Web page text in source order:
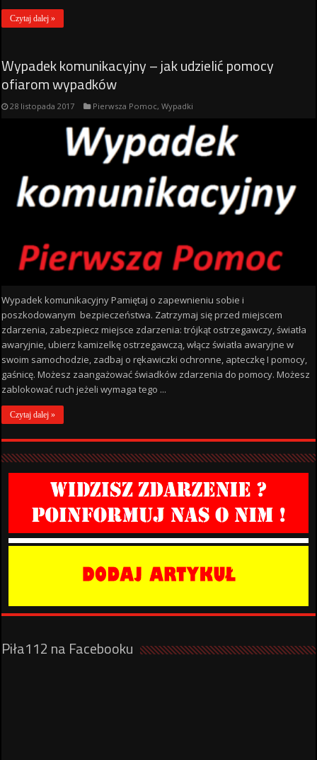
Czytaj dalej »
Wypadek komunikacyjny – jak udzielić pomocy
ofiarom wypadków
28 listopada 2017 Pierwsza Pomoc,Wypadki
Wypadek komunikacyjny Pamiętaj o zapewnieniu sobie i
poszkodowanym bezpieczeństwa. Zatrzymaj się przed miejscem
zdarzenia, zabezpiecz miejsce zdarzenia: trójkąt ostrzegawczy, światła
awaryjnie, ubierz kamizelkę ostrzegawczą, włącz światła awaryjne w
swoim samochodzie, zadbaj o rękawiczki ochronne, apteczkę I pomocy,
gaśnicę. Możesz zaangażować świadków zdarzenia do pomocy. Możesz
zablokować ruch jeżeli wymaga tego ...
Czytaj dalej »
Piła112 na Facebooku